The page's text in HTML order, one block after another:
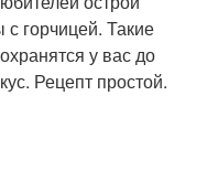
горчицей. Такие
у вас до
Рецепт простой.